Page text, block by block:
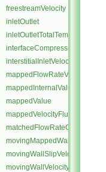
freestreamVelocity
inletOutlet
inletOutletTotalTemperature
interfaceCompression
interstitialInletVelocity
mappedFlowRateVelocity
mappedInternalValue
mappedValue
mappedVelocityFlux
matchedFlowRateOutletVelocity
movingMappedWallVelocity
movingWallSlipVelocity
movingWallVelocity